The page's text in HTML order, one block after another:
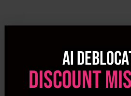
Ai
discount